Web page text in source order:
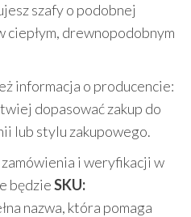
szafy o podobnej
ciepłym, drewnopodobnym
informacja o producencie:
dopasować zakup do
lub stylu zakupowego.
i weryfikacji w
będzieSKU:
nazwa, która pomaga